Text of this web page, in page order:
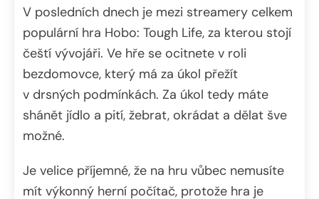
V posledních dnech je mezi streamery celkem
populární hra Hobo: Tough Life, za kterou stojí
čeští vývojáři. Ve hře se ocitnete v roli
bezdomovce, který má za úkol přežít
v drsných podmínkách. Za úkol tedy máte
shánět jídlo a pití, žebrat, okrádat a dělat šve
možné.
Je velice příjemné, že na hru vůbec nemusíte
mít výkonný herní počítač, protože hra je